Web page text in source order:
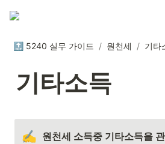
🔝 5240 실무 가이드 / 원천세 / 기타
기타소득
✍️ 원천세 소득중 기타소득을